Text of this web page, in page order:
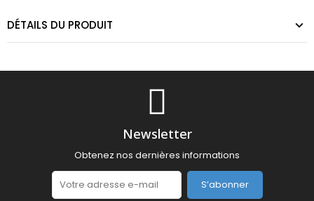
DÉTAILS DU PRODUIT
Newsletter
Obtenez nos dernières informations
S’abonner